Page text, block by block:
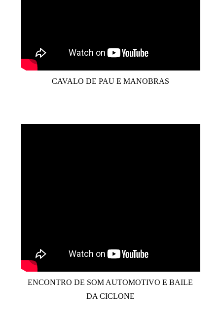
CAVALO DE PAU E MANOBRAS
ENCONTRO DE SOM AUTOMOTIVO E BAILE
DA CICLONE